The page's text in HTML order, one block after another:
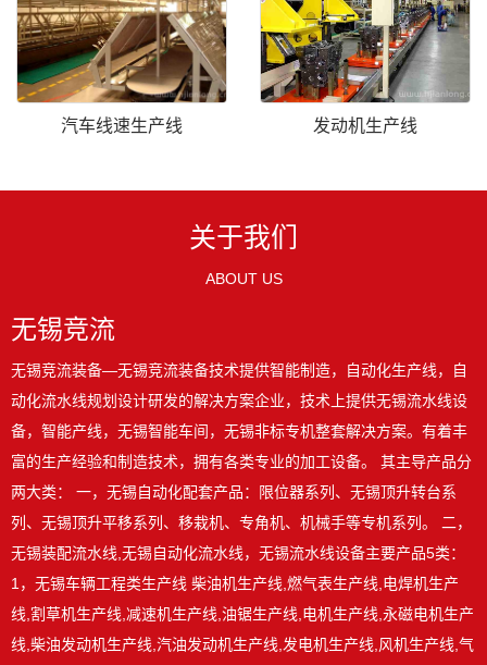
汽车线速生产线 发动机生产线
关于我们
ABOUT US
无锡竞流
无锡竞流装备—无锡竞流装备技术提供智能制造，自动化生产线，自
动化流水线规划设计研发的解决方案企业，技术上提供无锡流水线设
备，智能产线，无锡智能车间，无锡非标专机整套解决方案。有着丰
富的生产经验和制造技术，拥有各类专业的加工设备。 其主导产品分
两大类： 一，无锡自动化配套产品：限位器系列、无锡顶升转台系
列、无锡顶升平移系列、移栽机、专角机、机械手等专机系列。 二，
无锡装配流水线,无锡自动化流水线，无锡流水线设备主要产品5类：
1，无锡车辆工程类生产线 柴油机生产线,燃气表生产线,电焊机生产
线,割草机生产线,减速机生产线,油锯生产线,电机生产线,永磁电机生产
线,柴油发动机生产线,汽油发动机生产线,发电机生产线,风机生产线,气